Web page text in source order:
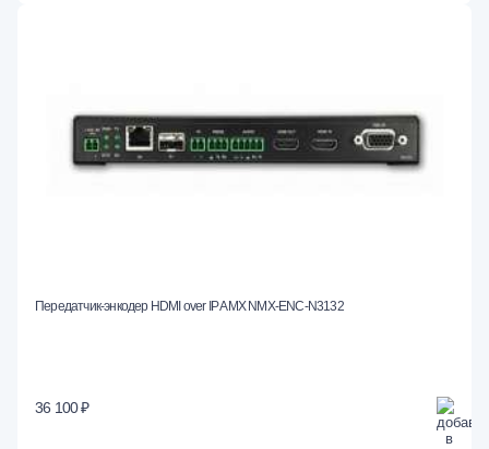
Передатчик-энкодер HDMI over IP AMX NMX-ENC-N3132
36 100 ₽